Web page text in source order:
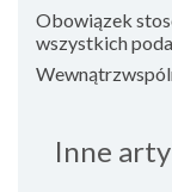
Obowiązek
wszystkich
Inne